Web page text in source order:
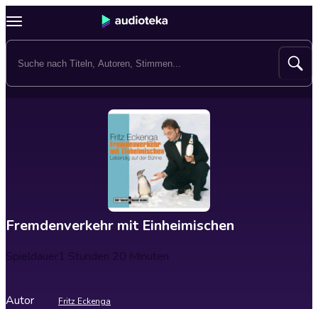
Fremdenverkehr mit Einheimischen
Spieldauer1 Stunden 20 Minuten
Autor Fritz Eckenga